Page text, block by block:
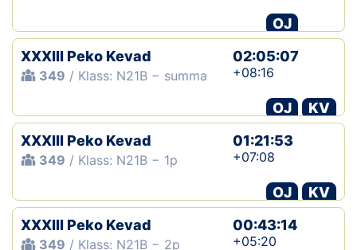
OJ
XXXIII Peko Kevad
349 / Klass: N21B − summa
02:05:07
+08:16
OJ
KV
XXXIII Peko Kevad
349 / Klass: N21B − 1p
01:21:53
+07:08
OJ
KV
XXXIII Peko Kevad
349 / Klass: N21B − 2p
00:43:14
+05:20